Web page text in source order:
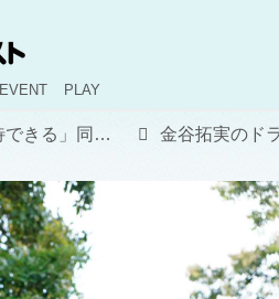
EVENT PLAY
「海外でも期待できる」同郷のプロ・田村尚之が語る金谷拓実の周りに左右されない強さ